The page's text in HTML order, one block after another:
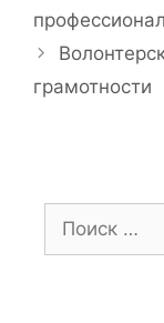
грамотности
Поиск: